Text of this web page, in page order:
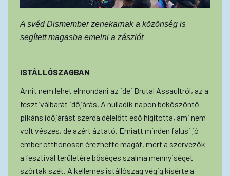
A svéd Dismember zenekarnak a közönség is
segített magasba emelni a zászlót
ISTÁLLÓSZAGBAN
Amit nem lehet elmondani az idei Brutal Assaultról, az a
fesztiválbarát időjárás. A nulladik napon beköszöntő
pikáns időjárást szerda délelőtt eső hígította, ami nem
volt vészes, de azért áztató. Emiatt minden falusi jó
ember otthonosan érezhette magát, mert a szervezők
a fesztivál területére bőséges szalma mennyiséget
szórtak szét. A kellemes istállószag végig kísérte a